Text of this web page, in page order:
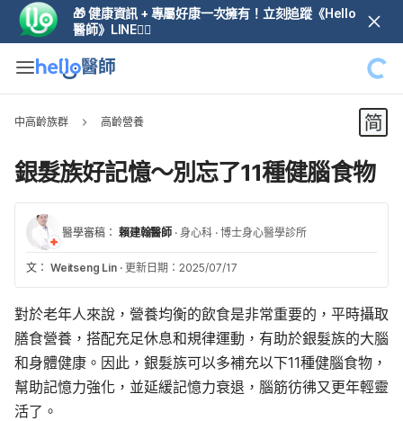
🎁 健康資訊 + 專屬好康一次擁有！立刻追蹤《Hello
醫師》LINE👆🏼
中高齡族群 高齡營養
銀髮族好記憶～別忘了11種健腦食物
醫學審稿： 賴建翰醫師 · 身心科 · 博士身心醫學診所
文： Weitseng Lin · 更新日期：2025/07/17
對於老年人來說，營養均衡的飲食是非常重要的，平時攝取
膳食營養，搭配充足休息和規律運動，有助於銀髮族的大腦
和身體健康。因此，銀髮族可以多補充以下11種健腦食物，
幫助記憶力強化，並延緩記憶力衰退，腦筋彷彿又更年輕靈
活了。